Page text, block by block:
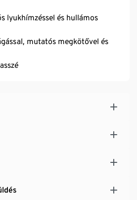
lyukhímzéssel és hullámos
mutatós megkötővel és